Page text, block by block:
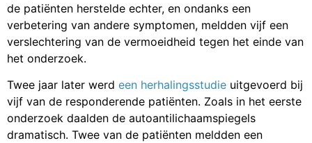
de patiënten herstelde echter, en ondanks een
verbetering van andere symptomen, meldden vijf een
verslechtering van de vermoeidheid tegen het einde van
het onderzoek.
Twee jaar later werd een herhalingsstudie uitgevoerd bij
vijf van de responderende patiënten. Zoals in het eerste
onderzoek daalden de autoantilichaamspiegels
dramatisch. Twee van de patiënten meldden een